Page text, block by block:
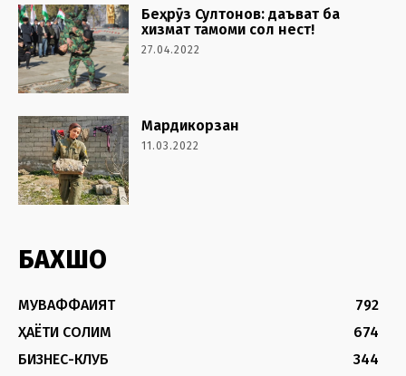
Беҳрӯз Султонов: даъват ба
хизмат тамоми сол нест!
27.04.2022
Мардикорзан
11.03.2022
БАХШҲО
МУВАФФАҚИЯТ
792
ҲАЁТИ СОЛИМ
674
БИЗНЕС-КЛУБ
344